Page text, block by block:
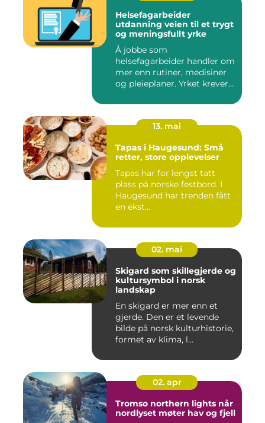
Helsefagarbeider
utdanning veien til et trygt
og meningsfullt yrke
Å jobbe som
helsefagarbeider handler om
mer enn rutiner, medisiner
og pleieplaner. Yrket krever
13. mai
Tapas i Haugesund: Små
retter, store opplevelser
Tapas har for lengst tatt
plass på norske festbord. I
Haugesund har trenden fått
en ekst...
02. mai
Skigard som skillegjerde og
kultursymbol i norsk
landskap
En skigard er mer enn et
gjerde. Den er et levende
bilde på norsk kulturhistorie,
formet av klima, l...
02. apr
Tromso northern lights når
nordlyset møter hav og fjell